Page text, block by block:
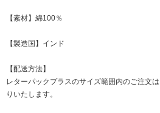
【素材】綿100％
【製造国】インド
【配送方法】
レターパックプラスのサイズ範囲内のご注文
りいたします。